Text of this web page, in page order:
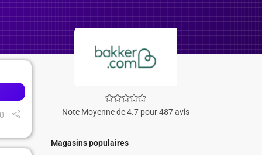
Note Moyenne de 4.7 pour 487 avis
Magasins populaires